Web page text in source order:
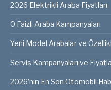
2026 Elektrikli Araba Fiyatları
0 Faizli Araba Kampanyaları
Yeni Model Arabalar ve
Servis Kampanyaları ve
2026’nın En Son Otomobil